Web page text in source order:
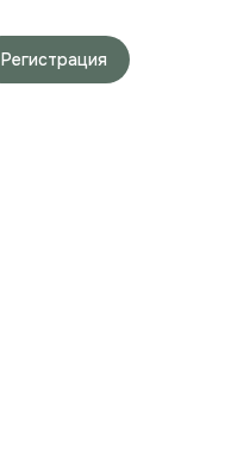
Регистрация